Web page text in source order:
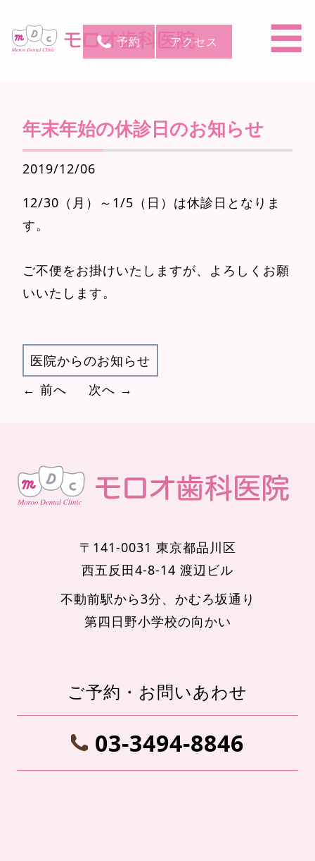
予約 アクセス ☰
年末年始の休診日のお知らせ
2019/12/06
12/30（月）～1/5（日）は休診日となりま
す。
ご不便をお掛けいたしますが、よろしくお願
いいたします。
医院からのお知らせ
← 前へ
次へ →
〒141-0031 東京都品川区
西五反田4-8-14 渡辺ビル
不動前駅から3分、かむろ坂通り
第四日野小学校の向かい
ご予約・お問いあわせ
03-3494-8846